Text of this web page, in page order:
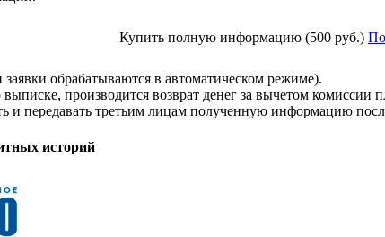
Купить полную информацию (500 руб.)
заявки обрабатываются в автоматическом режиме).
производится возврат денег за вычетом комиссии
и передавать третьим лицам полученную информацию
историй